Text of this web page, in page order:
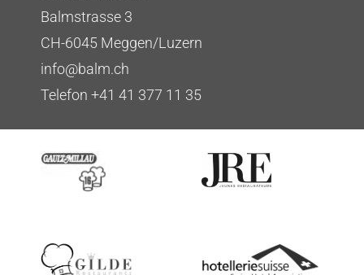
Balmstrasse 3
CH-6045 Meggen/Luzern
info@balm.ch
Telefon +41 41 377 11 35